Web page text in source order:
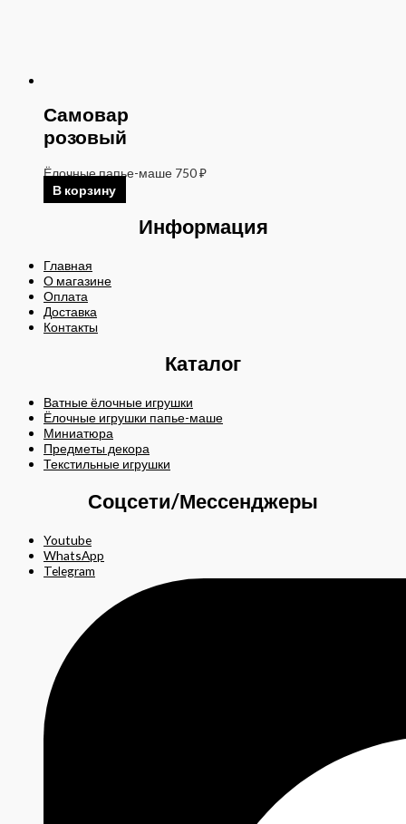
Самовар
розовый
Ёлочные папье-маше 750₽
В корзину
Информация
Главная
О магазине
Оплата
Доставка
Контакты
Каталог
Ватные ёлочные игрушки
Ёлочные игрушки папье-маше
Миниатюра
Предметы декора
Текстильные игрушки
Соцсети/Мессенджеры
Youtube
WhatsApp
Telegram